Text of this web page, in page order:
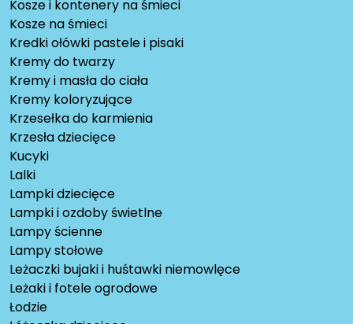
Kosze i kontenery na śmieci
Kosze na śmieci
Kredki ołówki pastele i pisaki
Kremy do twarzy
Kremy i masła do ciała
Kremy koloryzujące
Krzesełka do karmienia
Krzesła dziecięce
Kucyki
Lalki
Lampki dziecięce
Lampki i ozdoby świetlne
Lampy ścienne
Lampy stołowe
Leżaczki bujaki i huśtawki niemowlęce
Leżaki i fotele ogrodowe
Łodzie